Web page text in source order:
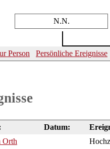
N.N.
Person Persönliche Ereignisse
Datum:
Orth